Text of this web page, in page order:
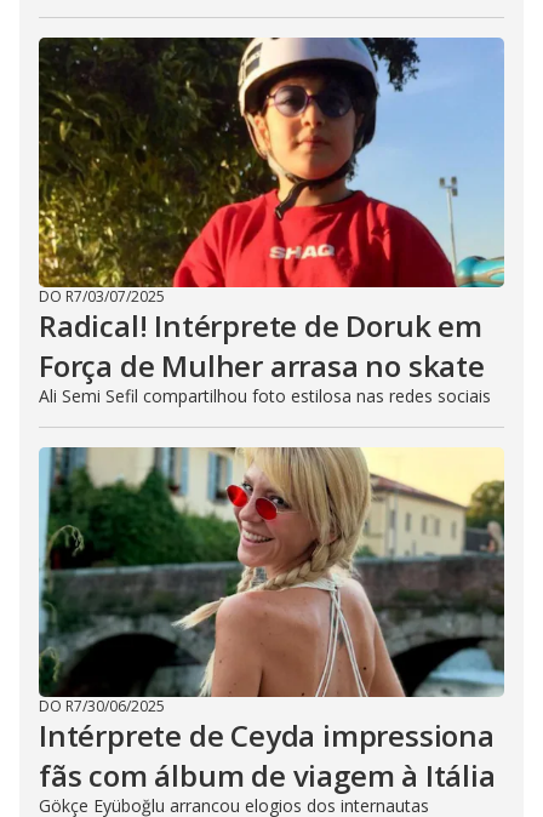
DO R7/03/07/2025
Radical! Intérprete de Doruk em
Força de Mulher arrasa no skate
Ali Semi Sefil compartilhou foto estilosa nas redes sociais
DO R7/30/06/2025
Intérprete de Ceyda impressiona
fãs com álbum de viagem à Itália
Gökçe Eyüboğlu arrancou elogios dos internautas